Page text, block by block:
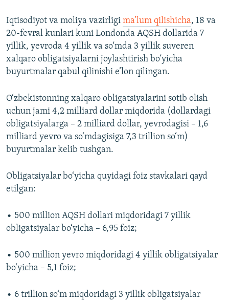
Iqtisodiyot va moliya vazirligi ma’lum qilishicha, 18 va
20-fevral kunlari kuni Londonda AQSH dollarida 7
yillik, yevroda 4 yillik va so‘mda 3 yillik suveren
xalqaro obligatsiyalarni joylashtirish bo‘yicha
buyurtmalar qabul qilinishi e’lon qilingan.
O‘zbekistonning xalqaro obligatsiyalarini sotib olish
uchun jami 4,2 milliard dollar miqdorida (dollardagi
obligatsiyalarga – 2 milliard dollar, yevrodagisi – 1,6
milliard yevro va so‘mdagisiga 7,3 trillion so‘m)
buyurtmalar kelib tushgan.
Obligatsiyalar bo‘yicha quyidagi foiz stavkalari qayd
etilgan:
• 500 million AQSH dollari miqdoridagi 7 yillik
obligatsiyalar bo‘yicha – 6,95 foiz;
• 500 million yevro miqdoridagi 4 yillik obligatsiyalar
bo‘yicha – 5,1 foiz;
• 6 trillion so‘m miqdoridagi 3 yillik obligatsiyalar